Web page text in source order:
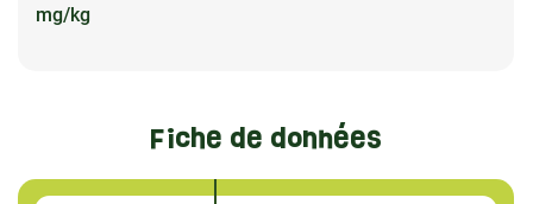
mg/kg
Fiche de données